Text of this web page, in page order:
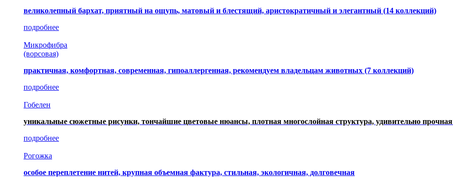
великолепный бархат, приятный на ощупь, матовый и блестящий, аристократичный и элегантный (14 коллекций)
подробнее
Микрофибра
(ворсовая)
практичная, комфортная, современная, гипоаллергенная, рекомендуем владельцам животных (7 коллекций)
подробнее
Гобелен
уникальные сюжетные рисунки, тончайшие цветовые нюансы, плотная многослойная структура, удивительно прочная
подробнее
Рогожка
особое переплетение нитей, крупная объемная фактура, стильная, экологичная, долговечная